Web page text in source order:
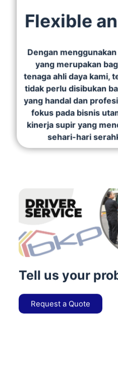
Flexible
Dengan
yang merupakan
tenaga ahli daya kami,
tidak perlu disibukan
yang handal dan
fokus pada bisnis
kinerja supir yang
sehari-hari
Tell us your
Request a Quote